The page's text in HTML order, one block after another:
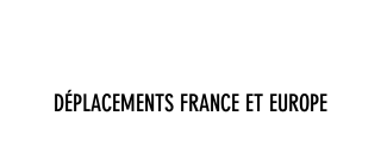
DÉPLACEMENTS FRANCE ET EUROPE